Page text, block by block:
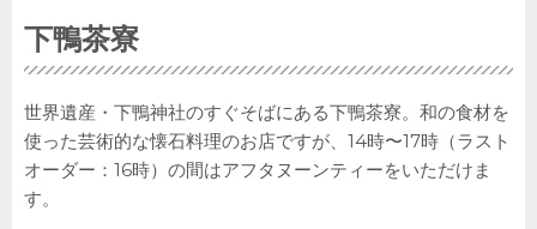
下鴨茶寮
世界遺産・下鴨神社のすぐそばにある下鴨茶寮。和の食材を
使った芸術的な懐石料理のお店ですが、14時〜17時（ラスト
オーダー：16時）の間はアフタヌーンティーをいただけま
す。